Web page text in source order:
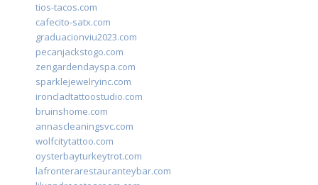
tios-tacos.com
cafecito-satx.com
graduacionviu2023.com
pecanjackstogo.com
zengardendayspa.com
sparklejewelryinc.com
ironcladtattoostudio.com
bruinshome.com
annascleaningsvc.com
wolfcitytattoo.com
oysterbayturkeytrot.com
lafronterarestauranteybar.com